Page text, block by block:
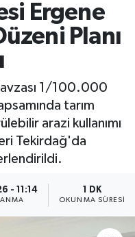
Ergene
Planı
1/100.000
tarım
arazi kullanımı
Tekirdağ'da
- 11:14 1 DK
OKUNMA SÜRESI
Fikstür